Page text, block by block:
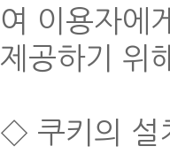
여 이용자에
제공하기 위
◇ 쿠키의 설